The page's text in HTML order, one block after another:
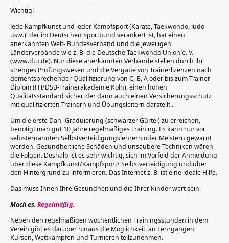
Wichtig!
Jede Kampfkunst und jeder Kampfsport (Karate, Taekwondo, Judo
usw.), der im Deutschen Sportbund verankert ist, hat einen
anerkannten Welt- Bundesverband und die jeweiligen
Länderverbände wie z. B. die Deutsche Taekwondo Union e. V.
(www.dtu.de). Nur diese anerkannten Verbände stellen durch ihr
strenges Prüfungswesen und die Vergabe von Trainerlizenzen nach
dementsprechender Qualifizierung von C, B, A oder bis zum Trainer-
Diplom (FH/DSB-Trainerakademie Köln), einen hohen
Qualitätsstandard sicher, der dann auch einen Versicherungsschutz
mit qualifizierten Trainern und Übungsleitern darstellt .
Um die erste Dan- Graduierung (schwarzer Gürtel) zu erreichen,
benötigt man gut 10 Jahre regelmäßiges Training. Es kann nur vor
selbsternannten Selbstverteidigungslehrern oder Meistern gewarnt
werden. Gesundheitliche Schäden und unsaubere Techniken wären
die Folgen. Deshalb ist es sehr wichtig, sich im Vorfeld der Anmeldung
über diese Kampfkunst/Kampfsport/ Selbstverteidigung und über
den Hintergrund zu informieren. Das Internet z. B. ist eine ideale Hilfe.
Das muss Ihnen Ihre Gesundheit und die Ihrer Kinder wert sein.
Mach es.Regelmäßig.
Neben den regelmäßigen wöchentlichen Trainingsstunden in dem
Verein gibt es darüber hinaus die Möglichkeit, an Lehrgängen,
Kursen, Wettkämpfen und Turnieren teilzunehmen.